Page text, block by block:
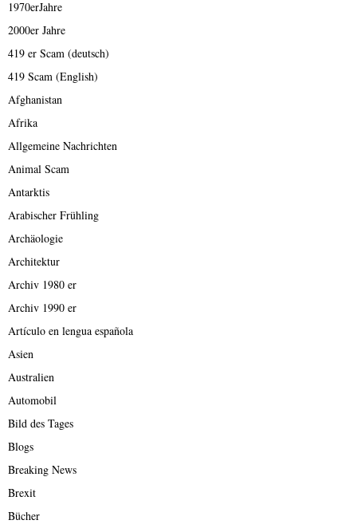
1970erJahre
2000er Jahre
419 er Scam (deutsch)
419 Scam (English)
Afghanistan
Afrika
Allgemeine Nachrichten
Animal Scam
Antarktis
Arabischer Frühling
Archäologie
Architektur
Archiv 1980 er
Archiv 1990 er
Artículo en lengua española
Asien
Australien
Automobil
Bild des Tages
Blogs
Breaking News
Brexit
Bücher